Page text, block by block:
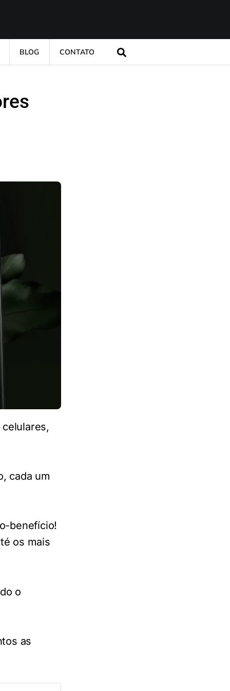
BLOG CONTATO
cada um
benefício!
os mais
o
as